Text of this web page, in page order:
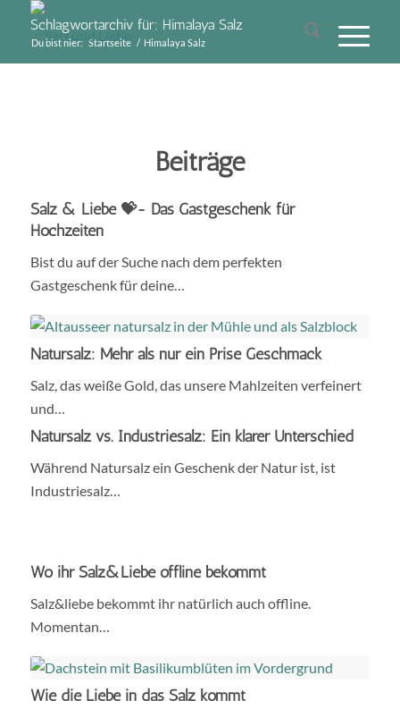
Schlagwortarchiv für: Himalaya Salz
Du bist hier: Startseite / Himalaya Salz
Beiträge
Salz & Liebe 💝- Das Gastgeschenk für
Hochzeiten
Bist du auf der Suche nach dem perfekten
Gastgeschenk für deine…
Natursalz: Mehr als nur ein Prise Geschmack
Salz, das weiße Gold, das unsere Mahlzeiten verfeinert
und…
Natursalz vs. Industriesalz: Ein klarer Unterschied
Während Natursalz ein Geschenk der Natur ist, ist
Industriesalz…
Wo ihr Salz&Liebe offline bekommt
Salz&liebe bekommt ihr natürlich auch offline.
Momentan…
Wie die Liebe in das Salz kommt